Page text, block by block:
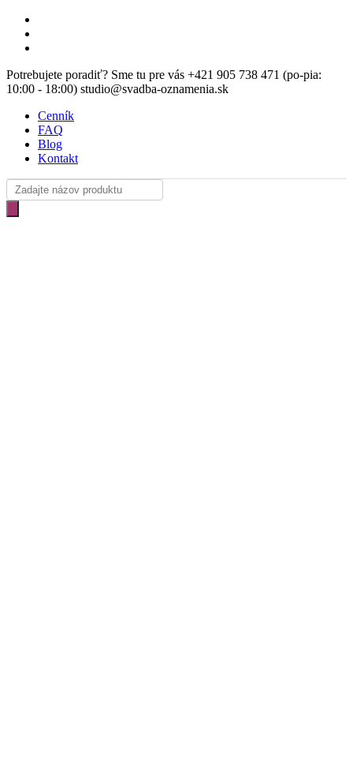
Skip
main
Potrebujete poradiť? Sme tu pre vás +421 905 738 471 (po-pia:
10:00 - 18:00) studio@svadba-oznamenia.sk
Cenník
FAQ
Blog
Kontakt
Products
search